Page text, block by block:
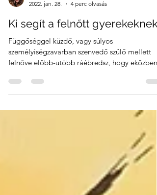
Emese
2022. jan. 28.
4 perc olvasás
Ki segít a felnőtt gyerekeknek?
Függőséggel küzdő, vagy súlyos
felnőve előbb-utóbb ráébredsz, hogy eközben
bizony Te is...